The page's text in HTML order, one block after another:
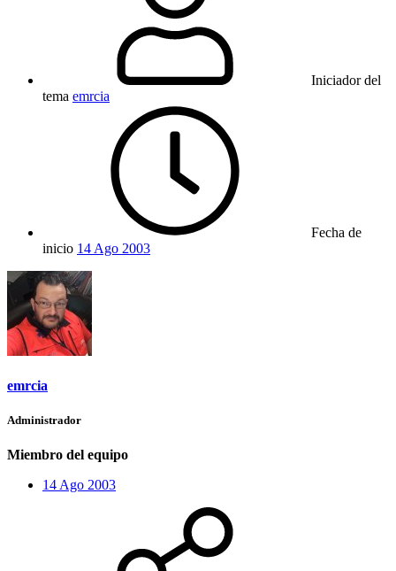
Iniciador del
tema emrcia
Fecha de
inicio 14 Ago 2003
emrcia
Administrador
Miembro del equipo
14 Ago 2003